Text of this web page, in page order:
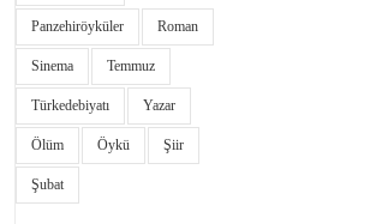
Panzehiröyküler Roman
Sinema Temmuz
Türkedebiyatı Yazar
Ölüm Öykü Şiir
Şubat